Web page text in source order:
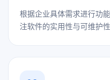
根据企业具体需求进行功
注软件的实用性与可维护性